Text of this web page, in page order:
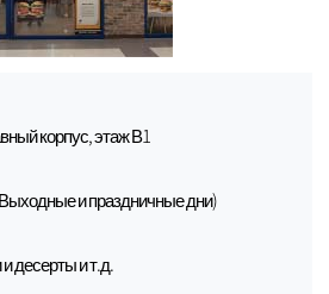
корпус, этаж В1
и праздничные дни)
десерты и т.д.